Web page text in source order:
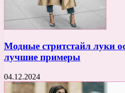
Модные стритстайл луки
лучшие примеры
04.12.2024